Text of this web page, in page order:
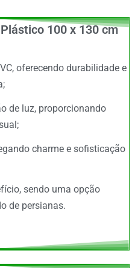
100 x 130 cm
oferecendo durabilidade e
de luz, proporcionando
charme e sofisticação
sendo uma opção
de persianas.